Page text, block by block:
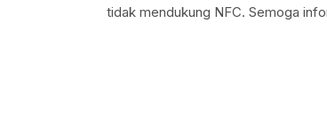
tidak mendukung NFC. Semoga